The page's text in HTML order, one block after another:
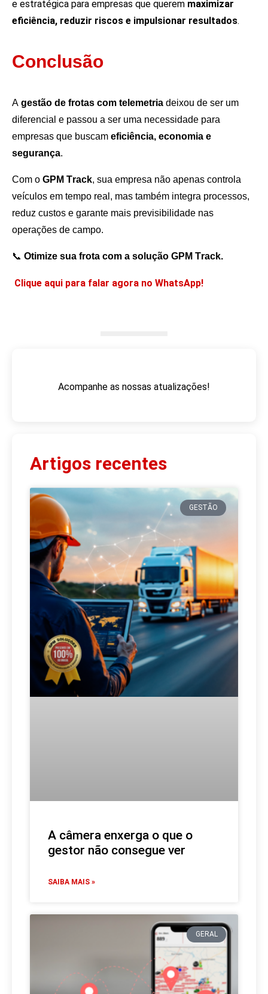
e estratégica para empresas que querem maximizar
eficiência, reduzir riscos e impulsionar resultados.
Conclusão
A gestão de frotas com telemetria deixou de ser um
diferencial e passou a ser uma necessidade para
empresas que buscam eficiência, economia e
segurança.
Com o GPM Track, sua empresa não apenas controla
veículos em tempo real, mas também integra processos,
reduz custos e garante mais previsibilidade nas
operações de campo.
📞 Otimize sua frota com a solução GPM Track.
Clique aqui para falar agora no WhatsApp!
Acompanhe as nossas atualizações!
Artigos recentes
GESTÃO
A câmera enxerga o que o
gestor não consegue ver
SAIBA MAIS »
GERAL